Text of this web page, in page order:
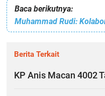
Baca berikutnya:
Berita Terkait
KP Anis Macan 4002